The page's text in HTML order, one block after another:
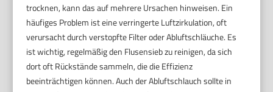
trocknen, kann das auf mehrere Ursachen hinweisen. Ein
häufiges Problem ist eine verringerte Luftzirkulation, oft
verursacht durch verstopfte Filter oder Abluftschläuche. Es
ist wichtig, regelmäßig den Flusensieb zu reinigen, da sich
dort oft Rückstände sammeln, die die Effizienz
beeinträchtigen können. Auch der Abluftschlauch sollte in